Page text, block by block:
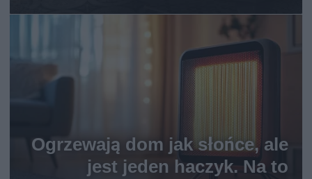
Ogrzewają dom jak słońce, ale
jest jeden haczyk. Na to